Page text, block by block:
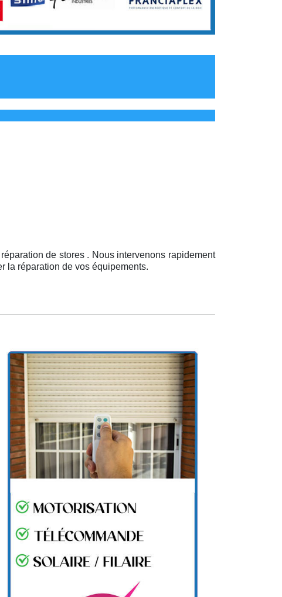
de stores . Nous intervenons rapidement
la réparation de vos équipements.